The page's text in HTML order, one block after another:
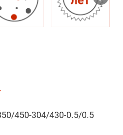
450-304/430-0.5/0.5